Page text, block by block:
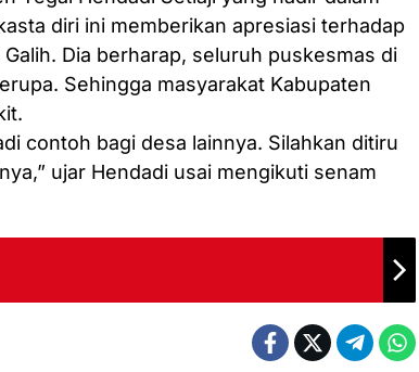
diri ini memberikan apresiasi terhadap
Dia berharap, seluruh puskesmas di
Sehingga masyarakat Kabupaten
contoh bagi desa lainnya. Silahkan ditiru
ujar Hendadi usai mengikuti senam